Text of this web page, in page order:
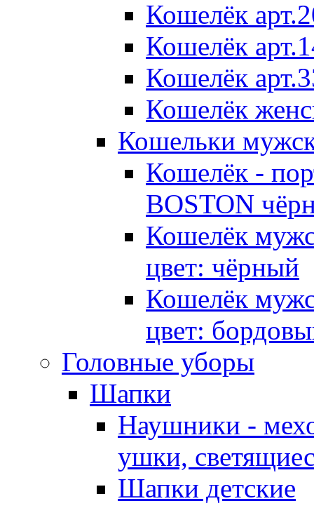
Кошелёк
Кошелёк
Кошелёк
Кошелёк
Кошельки
Кошелёк -
BOSTON
Кошелёк
цвет: чёрный
Кошелёк
цвет:
Головные уборы
Шапки
Наушники -
ушки,
Шапки детские